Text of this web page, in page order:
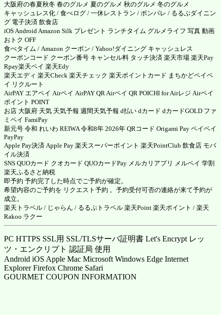
大阪府の春夏秋冬 春のグルメ 夏のグルメ 秋のグルメ 冬のグルメ
キャッシュレス化 / 食べログ / 一休レストラン / ポンパレ / るるぶダイニン
グ 電子決済 飲食店
iOS Android Amazon Silk プレゼント ランチタイム グルメライフ 写真 動画
おトク OFF
食べタイム / Amazon クーポン / Yahoo!ダイニング キャッシュレス
クーポンコード クーポン番号 キャンセル料 タッチ決済 楽天市場 楽天Pay
Rpay楽天ペイ 楽天Edy
楽天エディ 楽天Check 楽天チェック 楽天ポイントカード まちかどペイペ
イ リクルート
AirPAY エアペイ Airペイ AirPAY QRAirペイ QR POICHI for Airレジ Airペイ
ポイント POINT
お店 大阪府 天気 天気予報 週間天気予報 d払い dカード dカードGOLD ファ
ミペイ FamiPay
新元号 令和 れいわ REIWA 令和8年 2026年 QRコード Origami Pay ペイペイ
PayPay
Apple Pay決済 Apple Pay 楽天スーパーポイント 楽天PointClub 飲食店 モバ
イル決済
SNS QUOカード クオカード QUOカードPay メルカリアプリ メルペイ 学割
楽天ふるさと納税
即予約 予約完了した時点でご予約が確定。
希望内容のご予約を リクエスト予約 。予約受付可否の連絡が来て予約が
成立。
楽天トラベル / じゃらん / るるぷトラベル 楽天Point 楽天ポイント / 楽天
Rakoo ラクー
PC HTTPS SSL用 SSL/TLSサーバ証明書 Let's Encrypt レッ
ツ・エンクリプト 認証局 使用
Android iOS Apple Mac Microsoft Windows Edge Internet
Explorer Firefox Chrome Safari
GOURMET COUPON INFORMATION